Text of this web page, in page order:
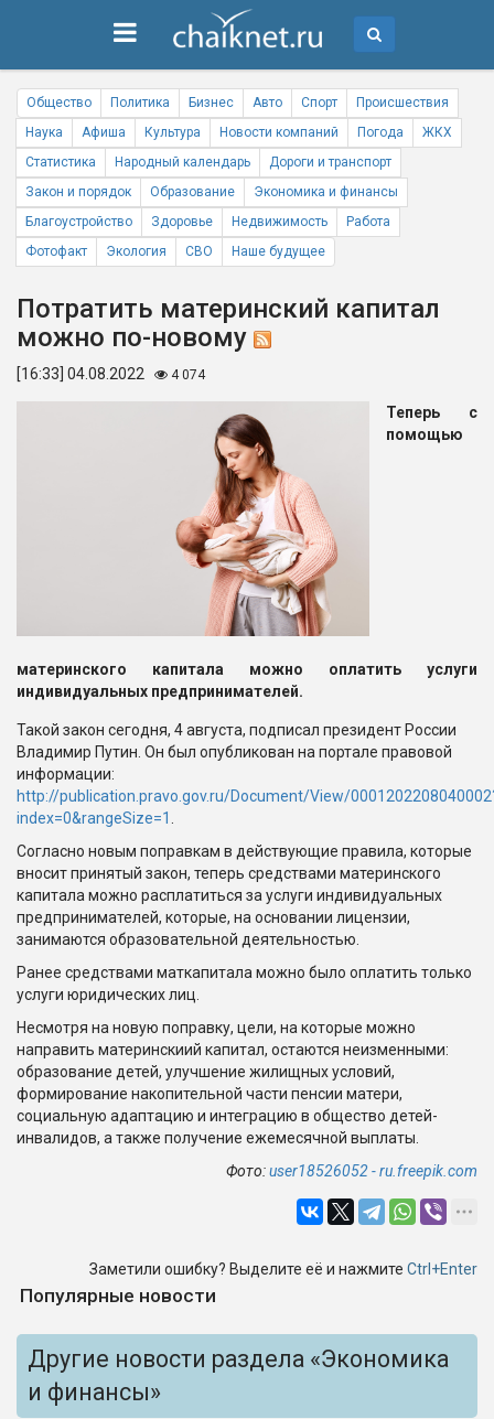
Общество Политика Бизнес Авто Спорт
Происшествия
Наука
Афиша Культура Новости компаний Погода
ЖКХ
Статистика
Народный календарь
Дороги и транспорт
Закон и порядок
Образование
Экономика и финансы
Благоустройство
Здоровье Недвижимость
Работа
Фотофакт
Экология СВО Наше будущее
Потратить материнский капитал
можно по-новому
[16:33] 04.08.2022 4 074
Теперь с
помощью
материнского капитала можно оплатить услуги
индивидуальных предпринимателей.
Такой закон сегодня, 4 августа, подписал президент России
Владимир Путин. Он был опубликован на портале правовой
информации:
http://publication.pravo.gov.ru/Document/View/
index=0&rangeSize=1 .
Согласно новым поправкам в действующие правила, которые
вносит принятый закон, теперь средствами материнского
капитала можно расплатиться за услуги индивидуальных
предпринимателей, которые, на основании лицензии,
занимаются образовательной деятельностью.
Ранее средствами маткапитала можно было оплатить только
услуги юридических лиц.
Несмотря на новую поправку, цели, на которые можно
направить материнскиий капитал, остаются неизменными:
образование детей, улучшение жилищных условий,
формирование накопительной части пенсии матери,
социальную адаптацию и интеграцию в общество детей-
инвалидов, а также получение ежемесячной выплаты.
Фото:user18526052 - ru.freepik.com
Заметили ошибку? Выделите её и нажмите Ctrl+Enter
Популярные новости
Другие новости раздела «Экономика
и финансы»